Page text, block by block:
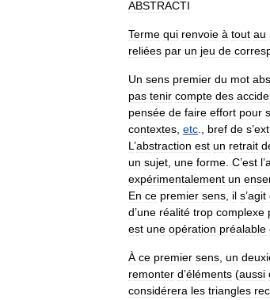
ABSTRACTI
Terme qui renvoie à tout au
reliées par un jeu de
Un sens premier du mot
pas tenir compte des
pensée de faire effort pour
contextes etc bref de s’
L ’abstraction est un retrait
un sujet une forme C’est l’
expérimentalement un
En ce premier sens il s’agit
d’une réalité trop complexe
est une opération préalable
À ce premier sens un
remonter d’éléments (aussi
considérera les triangles